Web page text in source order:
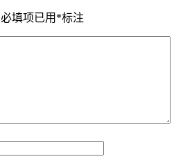
必填项已用 *标注